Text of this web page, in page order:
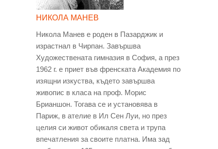
НИКОЛА МАНЕВ
Никола Манев e роден в Пазарджик и
израстнал в Чирпан. Завършва
Художествената гимназия в София, а през
1962 г. е приет във френската Академия по
изящни изкуства, където завършва
живопис в класа на проф. Морис
Брианшон. Тогава се и установява в
Париж, в ателие в Ил Сен Луи, но през
целия си живот обикаля света и трупа
впечатления за своите платна. Има зад